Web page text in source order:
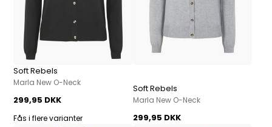
Soft Rebels
Marla New O-Neck
299,95 DKK
Fås i flere varianter
Soft Rebels
Marla New O-Neck
299,95 DKK